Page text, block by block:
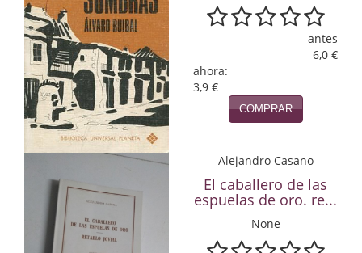
Infantil y juvenil
Infantil y juvenil. Nuevo!!
Infantil y juvenil. Nuevo!!!
Informática
Literatura hispanoamericana
antes
6,0 €
ahora:
3,9 €
COMPRAR
Alejandro Casano
El caballero de las
espuelas de oro. re...
None